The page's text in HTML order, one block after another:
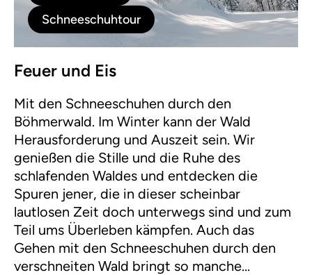
Schneeschuhtour
Feuer und Eis
Mit den Schneeschuhen durch den
Böhmerwald. Im Winter kann der Wald
Herausforderung und Auszeit sein. Wir
genießen die Stille und die Ruhe des
schlafenden Waldes und entdecken die
Spuren jener, die in dieser scheinbar
lautlosen Zeit doch unterwegs sind und zum
Teil ums Überleben kämpfen. Auch das
Gehen mit den Schneeschuhen durch den
verschneiten Wald bringt so manche